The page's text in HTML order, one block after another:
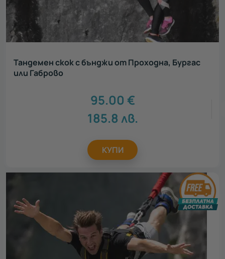
Тандемен скок с бънджи от Проходна, Бургас
или Габрово
95.00 €
185.8 лв.
КУПИ